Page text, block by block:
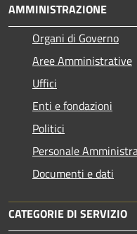
AMMINISTRAZIONE
Organi di Governo
Aree Amministrative
Uffici
Enti e fondazioni
Politici
Personale
Documenti e dati
CATEGORIE DI SERVIZIO